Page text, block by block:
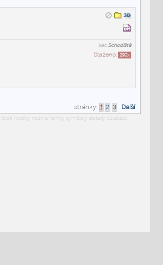
kat:Schodiště
Staženo: 292x
stránky: 1 2 3 Další
rodiny rodina family symboly detaily součásti